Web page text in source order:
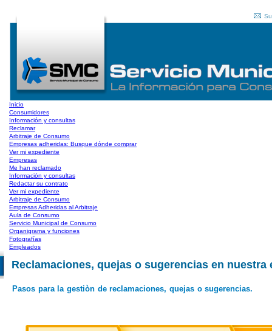
Inicio
Consumidores
Información y consultas
Reclamar
Arbitraje de Consumo
Empresas adheridas: Busque dónde comprar
Ver mi expediente
Empresas
Me han reclamado
Información y consultas
Redactar su contrato
Ver mi expediente
Arbitraje de Consumo
Empresas Adheridas al Arbitraje
Aula de Consumo
Servicio Municipal de Consumo
Organigrama y funciones
Fotografías
Empleados
Reclamaciones, quejas o sugerencias en nuestra
Pasos para la gestiòn de reclamaciones, quejas o sugerencias.